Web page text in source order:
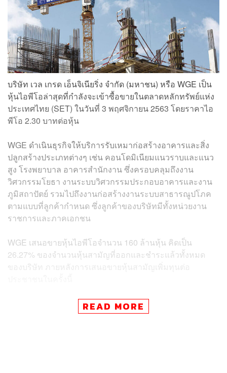
บริษัท เวล เกรด เอ็นจิเนียริ่ง จำกัด (มหาชน) หรือ WGE เป็น
หุ้นไอพีโอล่าสุดที่กำลังจะเข้าซื้อขายในตลาดหลักทรัพย์แห่ง
ประเทศไทย (SET) ในวันที่ 3 พฤศจิกายน 2563 โดยราคาไอ
พีโอ 2.30 บาทต่อหุ้น
WGE ดำเนินธุรกิจให้บริการรับเหมาก่อสร้างอาคารและสิ่ง
ปลูกสร้างประเภทต่างๆ เช่น คอนโดมิเนียมแนวราบและแนว
สูง โรงพยาบาล อาคารสำนักงาน ซึ่งครอบคลุมถึงงาน
วิศวกรรมโยธา งานระบบวิศวกรรมประกอบอาคารและงาน
ภูมิสถาปัตย์ รวมไปถึงงานก่อสร้างงานระบบสาธารณูปโภค
ตามแบบที่ลูกค้ากำหนด ซึ่งลูกค้าของบริษัทมีทั้งหน่วยงาน
ราชการและภาคเอกชน
WGE เสนอขายหุ้นไอพีโอจำนวน 160 ล้านหุ้น คิดเป็น
26.27% ของจำนวนหุ้นสามัญที่ออกและชำระแล้วทั้งหมด
ของบริษัท ภายหลังการเสนอขายหุ้นสามัญเพิ่มทุนต่อ
โดยกำหนดสัดส่วนการเสนอขายต่อบุคคลตามดุลยพินิจของผู้
จัดจำหน่ายหลักทรัพย์และนักลงทุนสถาบัน 131 ล้านหุ้น คิด
READ MORE